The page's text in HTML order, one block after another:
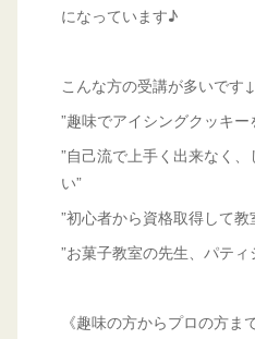
になっています♪
こんな方の受講が多いで
”趣味でアイシングクッキ
”自己流で上手く出来なく
い”
”初心者から資格取得して教
”お菓子教室の先生、パテ
《趣味の方からプロの方ま